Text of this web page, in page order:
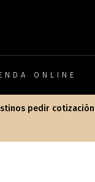
ONLINE
pedir cotización